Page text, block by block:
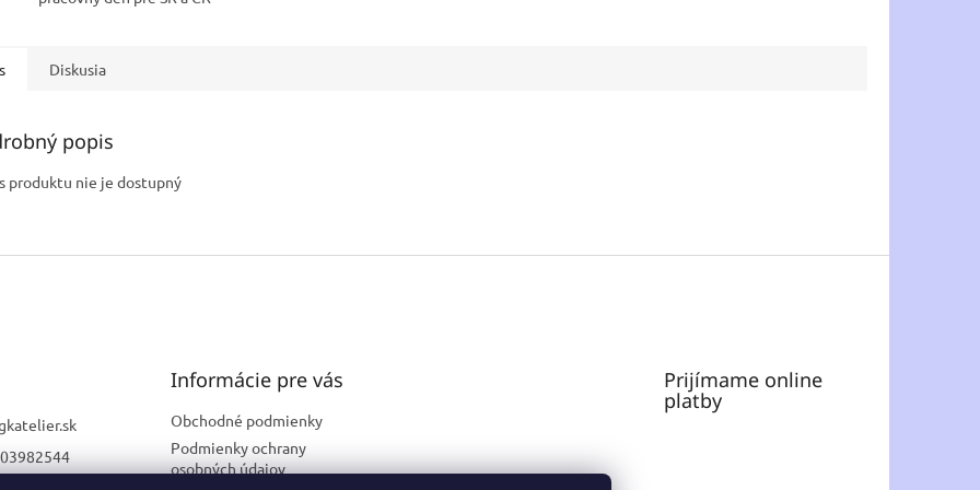
Diskusia
popis
produktu nie je dostupný
Informácie pre vás
Obchodné podmienky
Podmienky ochrany
osobných údajov
Prijímame online
platby